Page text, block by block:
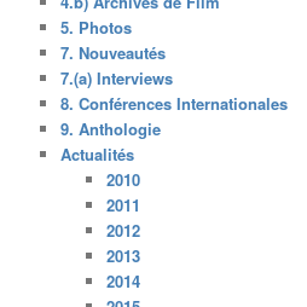
5. Photos
7. Nouveautés
7.(a) Interviews
8. Conférences Internationales
9. Anthologie
Actualités
2010
2011
2012
2013
2014